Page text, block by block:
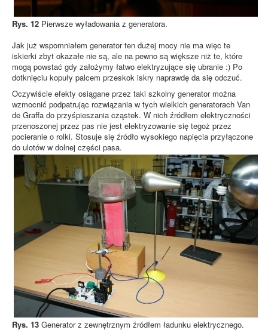
Rys. 12 Pierwsze wyładowania z generatora.
Jak już wspomniałem generator ten dużej mocy nie ma więc te
iskierki zbyt okazałe nie są, ale na pewno są większe niż te, które
mogą powstać gdy założymy łatwo elektryzujące się ubranie :) Po
dotknięciu kopuły palcem przeskok iskry naprawdę da się odczuć.
Oczywiście efekty osiągane przez taki szkolny generator można
wzmocnić podpatrując rozwiązania w tych wielkich generatorach Van
de Graffa do przyśpieszania cząstek. W nich źródłem elektryczności
przenoszonej przez pas nie jest elektryzowanie się tegoż przez
pocieranie o rolki. Stosuje się źródło wysokiego napięcia przyłączone
do ulotów w dolnej części pasa.
Rys. 13 Generator z zewnętrznym źródłem ładunku elektrycznego.